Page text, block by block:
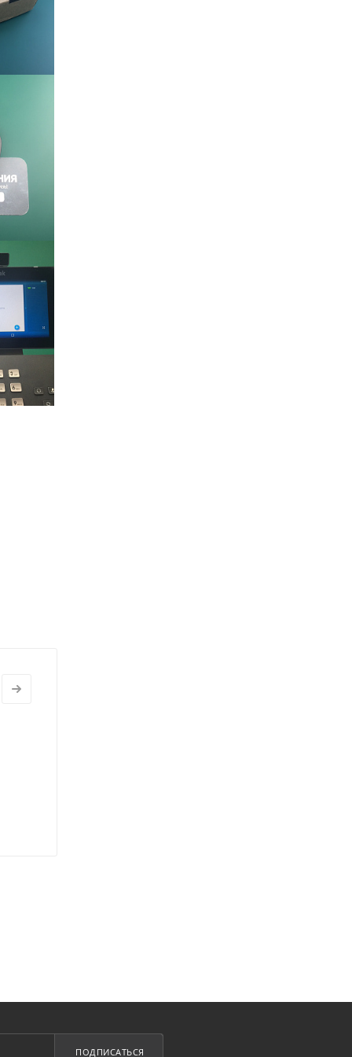
ПОДПИСАТЬСЯ